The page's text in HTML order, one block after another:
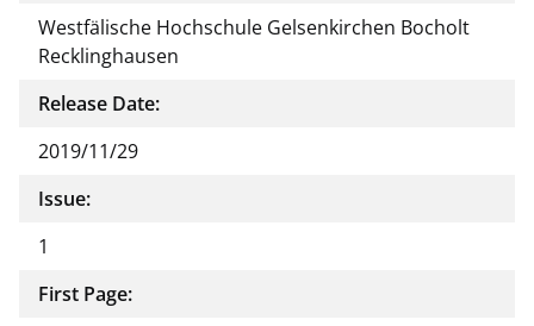
Westfälische Hochschule Gelsenkirchen Bocholt
Recklinghausen
Release Date:
2019/11/29
Issue:
1
First Page: